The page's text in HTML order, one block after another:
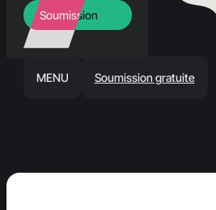
MENU Soumission gratuite
Soumission